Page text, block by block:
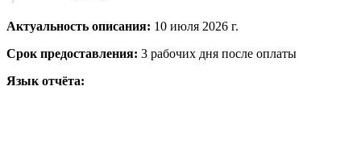
Актуальность описания: 10 июля 2026 г.
Срок предоставления: 3 рабочих дня после оплаты
Язык отчёта: